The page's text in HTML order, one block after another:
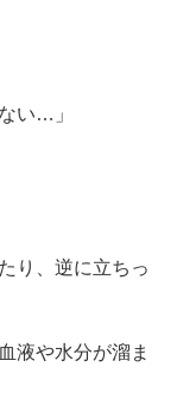
い…」
り、逆に立ちっ
液や水分が溜ま